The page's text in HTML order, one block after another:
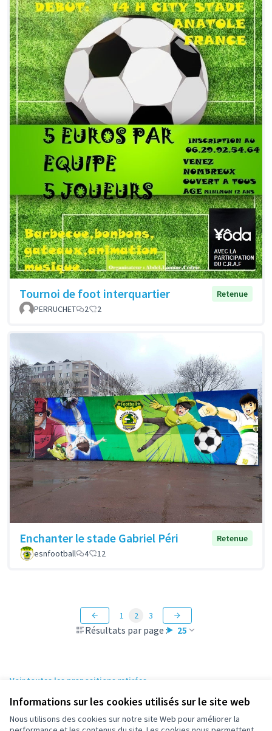
Informations sur les cookies utilisés sur le site web
Nous utilisons des cookies sur notre site Web pour améliorer la
Tournoi de foot interquartier
Retenue
PERRUCHET
2 2
Enchanter le stade Gabriel Péri
Retenue
esnfootball
4 12
Résultats par page : 25
1 2 3
Voir toutes les propositions retirées
Conditions d'utilisation